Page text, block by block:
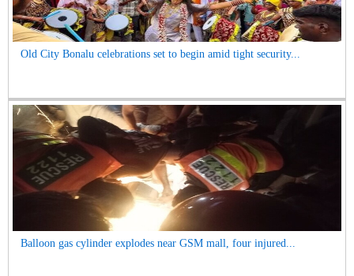
Old City Bonalu celebrations set to begin amid tight security...
Balloon gas cylinder explodes near GSM mall, four injured...